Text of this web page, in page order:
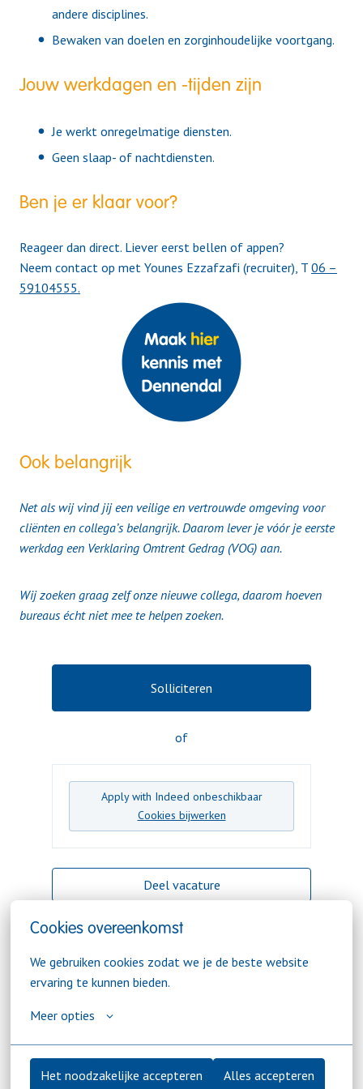
Cookies overeenkomst
We gebruiken cookies zodat we je de beste website
ervaring te kunnen bieden.
Meer opties
Het noodzakelijke accepteren Alles accepteren
andere disciplines.
Bewaken van doelen en zorginhoudelijke voortgang.
Jouw werkdagen en -tijden zijn
Je werkt onregelmatige diensten.
Geen slaap- of nachtdiensten.
Ben je er klaar voor?
Reageer dan direct. Liever eerst bellen of appen?
Neem contact op met Younes Ezzafzafi (recruiter), T 06 –
59104555.
Ook belangrijk
Net als wij vind jij een veilige en vertrouwde omgeving voor
cliënten en collega’s belangrijk. Daarom lever je vóór je eerste
werkdag een Verklaring Omtrent Gedrag (VOG) aan.
Wij zoeken graag zelf onze nieuwe collega, daarom hoeven
bureaus écht niet mee te helpen zoeken.
Solliciteren
of
Apply with Indeed onbeschikbaar
Cookies bijwerken
Deel vacature
Jouw contactpunt
Recruiter
Telefoonnummer
06 - 59 10 45 55